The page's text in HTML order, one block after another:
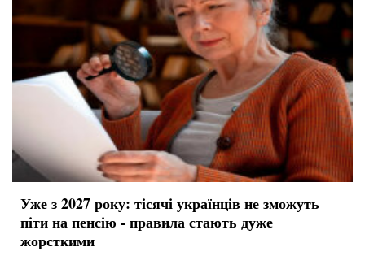
Уже з 2027 року: тісячі українців не зможуть
піти на пенсію - правила стають дуже
жорсткими